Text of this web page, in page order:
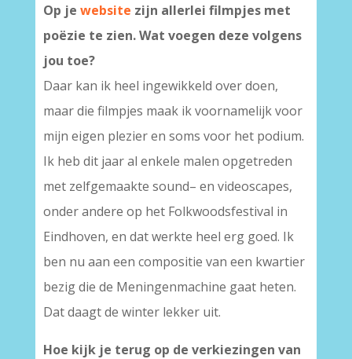
Op je website zijn allerlei filmpjes met
poëzie te zien. Wat voegen deze volgens
jou toe?
Daar kan ik heel ingewikkeld over doen,
maar die filmpjes maak ik voornamelijk voor
mijn eigen plezier en soms voor het podium.
Ik heb dit jaar al enkele malen opgetreden
met zelfgemaakte sound– en videoscapes,
onder andere op het Folkwoodsfestival in
Eindhoven, en dat werkte heel erg goed. Ik
ben nu aan een compositie van een kwartier
bezig die de Meningenmachine gaat heten.
Dat daagt de winter lekker uit.
Hoe kijk je terug op de verkiezingen van